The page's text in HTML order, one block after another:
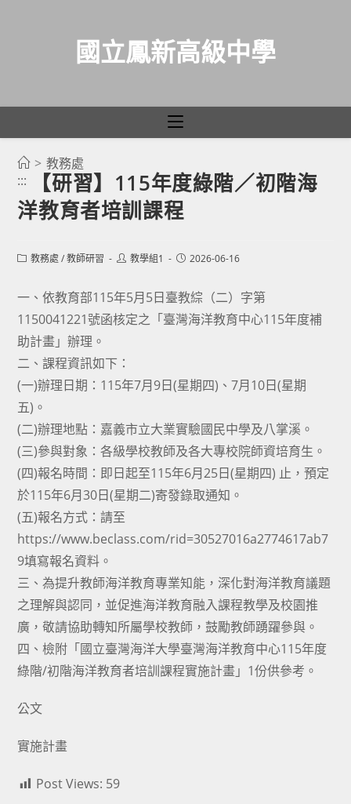
國立鳳新高級中學
> 教務處
:::
【研習】115年度綠階／初階海
洋教育者培訓課程
Post教務處 / 教師研習
Post教學組1
Post2026-06-16
一、依教育部115年5月5日臺教綜（二）字第
1150041221號函核定之「臺灣海洋教育中心115年度補
助計畫」辦理。
二、課程資訊如下：
(一)辦理日期：115年7月9日(星期四)、7月10日(星期
五)。
(二)辦理地點：嘉義市立大業實驗國民中學及八掌溪。
(三)參與對象：各級學校教師及各大專校院師資培育生。
(四)報名時間：即日起至115年6月25日(星期四) 止，預定
於115年6月30日(星期二)寄發錄取通知。
(五)報名方式：請至
https://www.beclass.com/rid=30527016a2774617ab7
9填寫報名資料。
三、為提升教師海洋教育專業知能，深化對海洋教育議題
之理解與認同，並促進海洋教育融入課程教學及校園推
廣，敬請協助轉知所屬學校教師，鼓勵教師踴躍參與。
四、檢附「國立臺灣海洋大學臺灣海洋教育中心115年度
綠階/初階海洋教育者培訓課程實施計畫」1份供參考。
公文
實施計畫
Post Views: 59